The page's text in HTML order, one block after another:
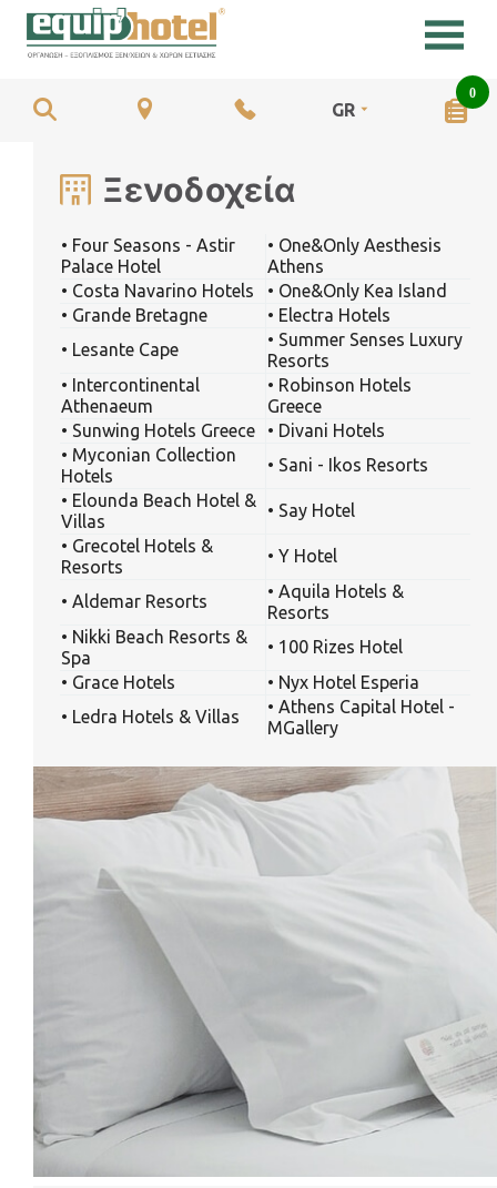
GR
0
Ξενοδοχεία
• Four Seasons - Astir
Palace Hotel
• One&Only Aesthesis
Athens
• Costa Navarino Hotels
• One&Only Kea Island
• Grande Bretagne
• Electra Hotels
• Lesante Cape
• Summer Senses Luxury
Resorts
• Intercontinental
Athenaeum
• Robinson Hotels
Greece
• Sunwing Hotels Greece
• Divani Hotels
• Myconian Collection
Hotels
• Sani - Ikos Resorts
• Elounda Beach Hotel &
Villas
• Say Hotel
• Grecotel Hotels &
Resorts
• Y Hotel
• Aldemar Resorts
• Aquila Hotels &
Resorts
• Nikki Beach Resorts &
Spa
• 100 Rizes Hotel
• Grace Hotels
• Nyx Hotel Esperia
• Ledra Hotels & Villas
• Athens Capital Hotel -
MGallery